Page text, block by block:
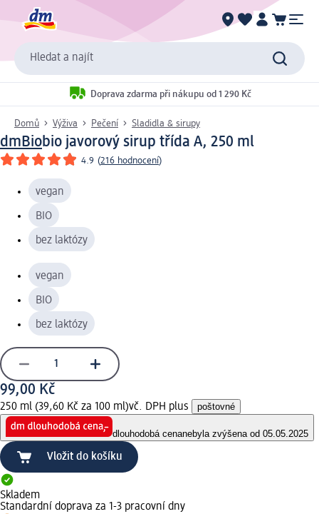
Hledat a najít
Doprava zdarma při nákupu od 1 290 Kč
Domů Výživa Pečení Sladidla & sirupy
dmBiobio javorový sirup třída A, 250 ml
4.9 (216 hodnocení)
vegan
BIO
bez laktózy
vegan
BIO
bez laktózy
99,00 Kč
250 ml (39,60 Kč za 100 ml)vč. DPH plus poštovné
dlouhodobá cenanebyla zvýšena od 05.05.2025
Vložit do košíku
Skladem
Standardní doprava za 1-3 pracovní dny